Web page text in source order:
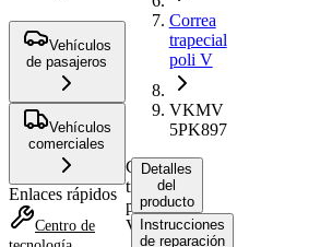
Vehículos
de pasajeros
Vehículos
comerciales
Enlaces rápidos
Centro de
Correa
trapecial
poli V
VKMV
5PK897
Correa
trapecial
poli
V
Detalles
del
producto
Instrucciones
de reparación